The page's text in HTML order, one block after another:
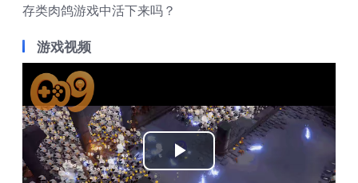
存类肉鸽游戏中活下来吗？
游戏视频
Play